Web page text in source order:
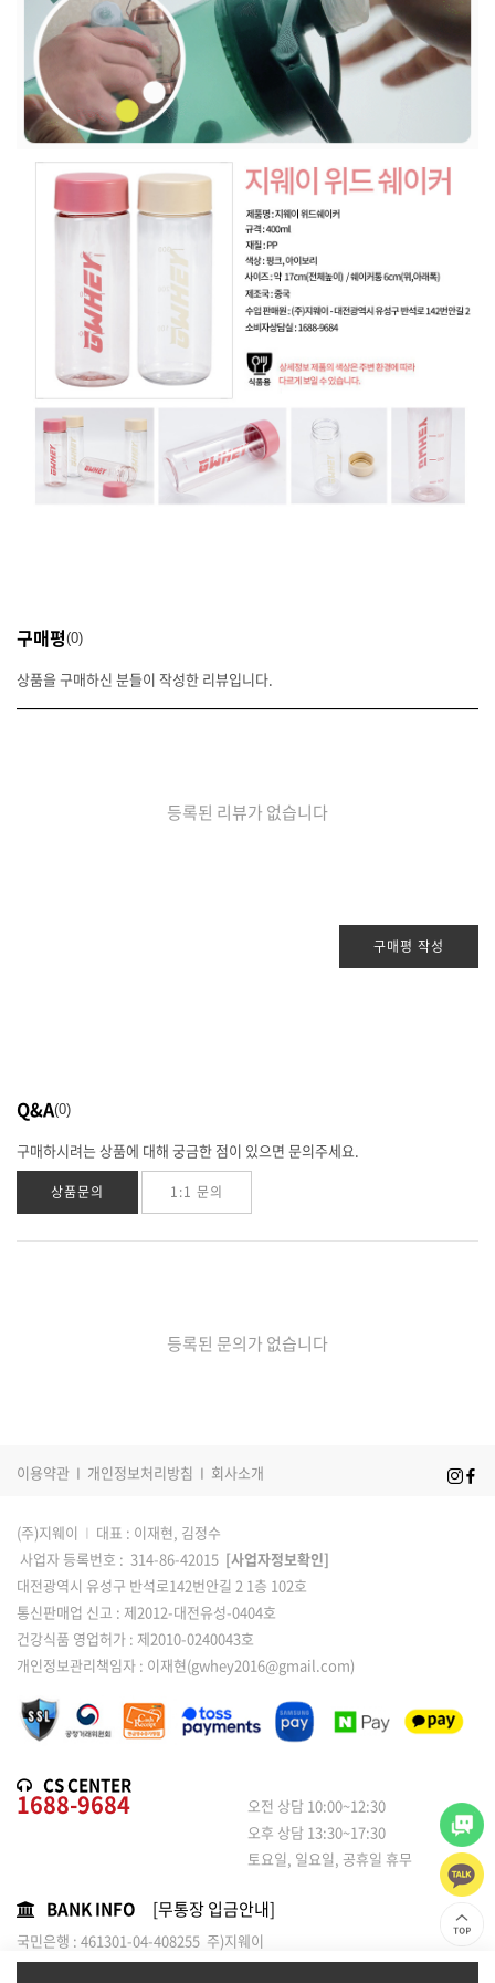
구매평 0
상품을 구매하신 분들이 작성한 리뷰입니다.
등록된 리뷰가 없습니다
구매평 작성
Q&A 0
구매하시려는 상품에 대해 궁금한 점이 있으면 문의주세요.
상품문의 1:1 문의
등록된 문의가 없습니다
이용약관 I 개인정보처리방침 I 회사소개
(주)지웨이 I 대표 : 이재현, 김정수
사업자 등록번호 : 314-86-42015 [사업자정보확인]
대전광역시 유성구 반석로142번안길 2 1층 102호
통신판매업 신고 : 제2012-대전유성-0404호
건강식품 영업허가 : 제2010-0240043호
개인정보관리책임자 : 이재현(gwhey2016@gmail.com)
CS CENTER
1688-9684
오전 상담 10:00~12:30
오후 상담 13:30~17:30
토요일, 일요일, 공휴일 휴무
BANK INFO [무통장 입금안내]
국민은행 : 461301-04-408255 주)지웨이
농협은행 : 301-0120-1814-01 / 주식회사 지웨이